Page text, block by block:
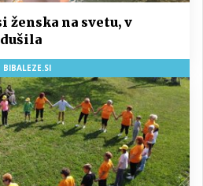
ženska na svetu, v
BIBALEZE.SI